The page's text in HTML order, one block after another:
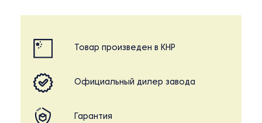
Товар произведен в КНР
Официальный дилер завода
Гарантия